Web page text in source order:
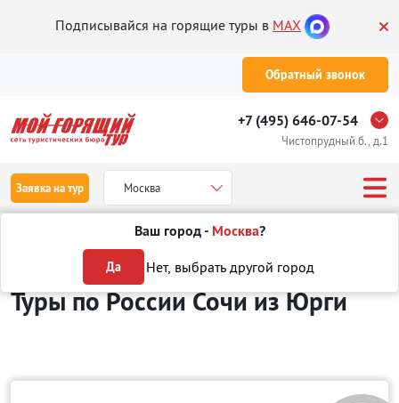
Подписывайся на горящие туры в MAX
Обратный звонок
+7 (495) 646-07-54
Чистопрудный б., д.1
Заявка на тур Москва
Ваш город - Москва?
Да Нет, выбрать другой город
Отдых в России Сочи
Туры по России Сочииз Юрги